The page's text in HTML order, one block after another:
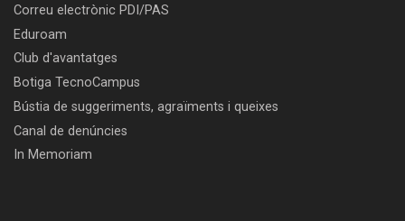
Correu electrònic PDI/PAS
Eduroam
Club d'avantatges
Botiga TecnoCampus
Bústia de suggeriments, agraïments i queixes
Canal de denúncies
In Memoriam